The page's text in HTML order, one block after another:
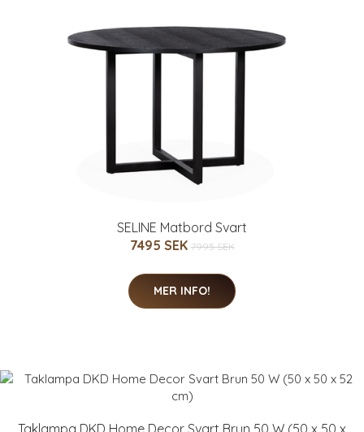
SELINE Matbord Svart
7495 SEK 7995 SEK
MER INFO!